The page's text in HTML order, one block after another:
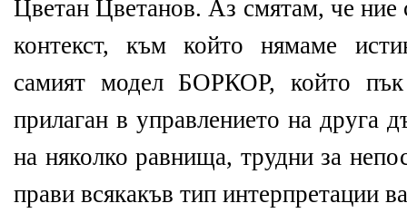
Цветан Цветанов. Аз смятам, че ние
контекст, към който нямаме
самият модел БОРКОР, който пък
прилаган в управлението на друга
на няколко равнища, трудни за
прави всякакъв тип интерпретации